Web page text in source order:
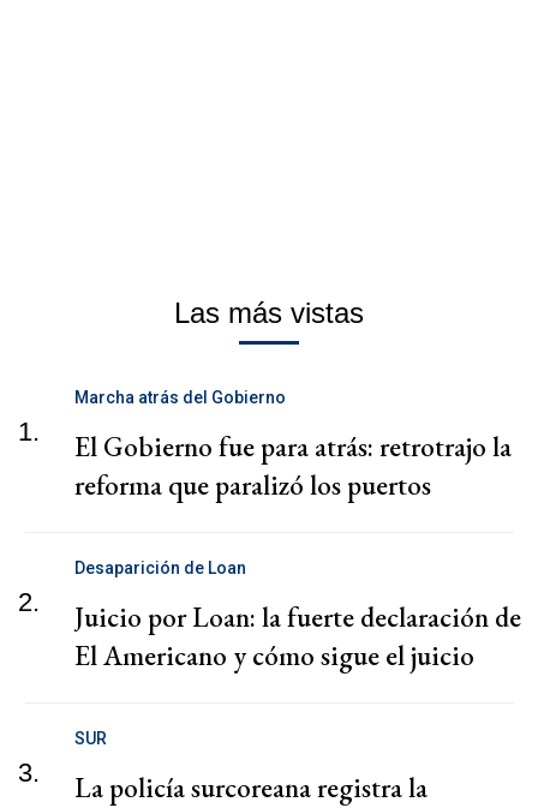
Las más vistas
1.
Marcha atrás del Gobierno
El Gobierno fue para atrás: retrotrajo la
reforma que paralizó los puertos
2.
Desaparición de Loan
Juicio por Loan: la fuerte declaración de
El Americano y cómo sigue el juicio
3.
SUR
La policía surcoreana registra la